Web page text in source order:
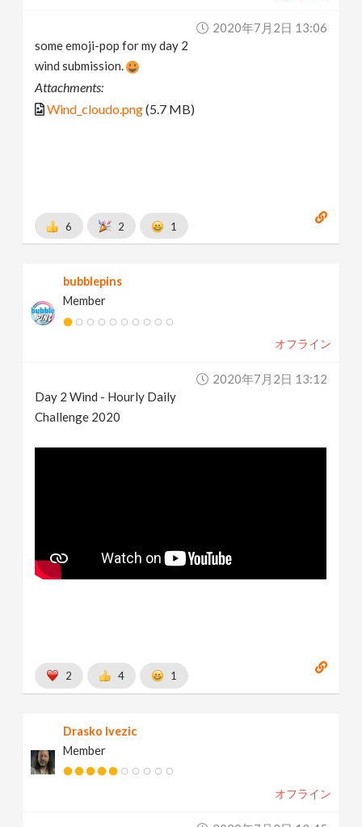
2020年7月2日 13:06
some emoji-pop for my day 2
wind submission.
Attachments:
Wind_cloudo.png(5.7 MB)
6 2 1
bubblepins
Member
オフライン
2020年7月2日 13:12
Day 2 Wind - Hourly Daily
Challenge 2020
2 4 1
Drasko Ivezic
Member
オフライン